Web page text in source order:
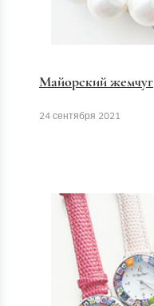
Майорский жемчуг
24 сентября 2021